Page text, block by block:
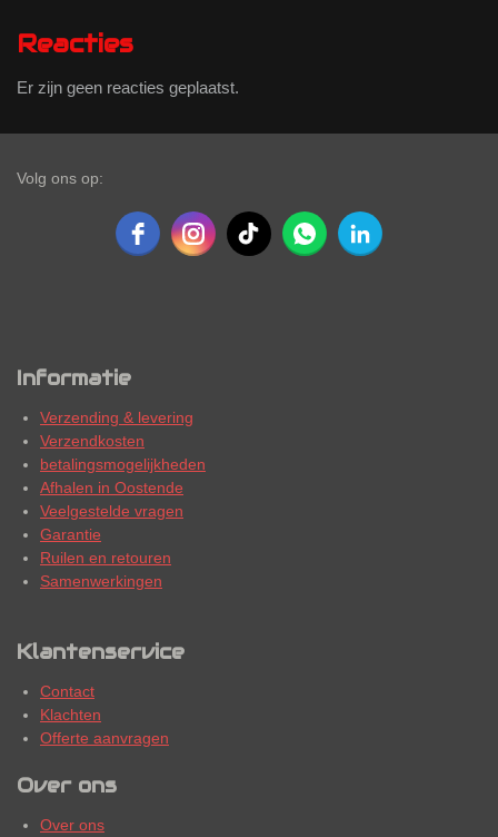
Reacties
Er zijn geen reacties geplaatst.
Volg ons op:
Informatie
Verzending & levering
Verzendkosten
betalingsmogelijkheden
Afhalen in Oostende
Veelgestelde vragen
Garantie
Ruilen en retouren
Samenwerkingen
Klantenservice
Contact
Klachten
Offerte aanvragen
Over ons
Over ons